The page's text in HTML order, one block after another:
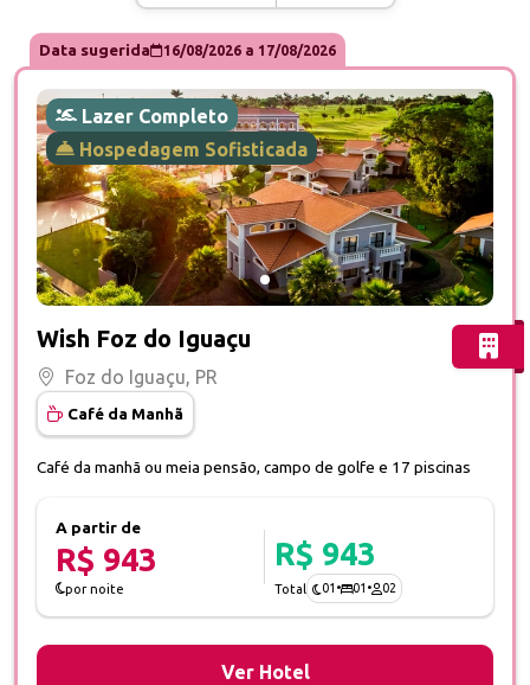
Data sugerida 16/08/2026a 17/08/2026
Lazer Completo
Hospedagem Sofisticada
Wish Foz do Iguaçu
Foz do Iguaçu, PR
Café da Manhã
Café da manhã ou meia pensão, campo de golfe e 17 piscinas
A partir de
R$ 943
por noite
R$ 943
Total 01 • 01 • 02
Ver Hotel